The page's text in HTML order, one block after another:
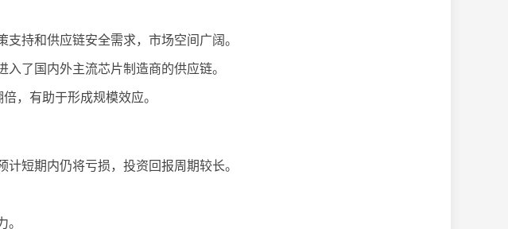
持和供应链安全需求，市场空间广阔。
了国内外主流芯片制造商的供应链。
，有助于形成规模效应。
短期内仍将亏损，投资回报周期较长。